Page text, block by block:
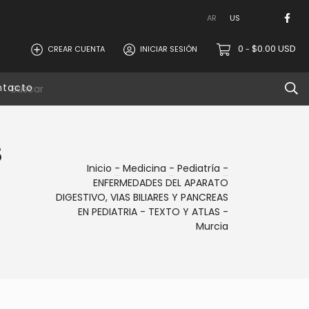
AR US
CREAR CUENTA INICIAR SESIÓN 0 - $0.00 USD
Inicio - Medicina - Pediatría -
ENFERMEDADES DEL APARATO
DIGESTIVO, VIAS BILIARES Y PANCREAS
EN PEDIATRIA - TEXTO Y ATLAS -
Murcia